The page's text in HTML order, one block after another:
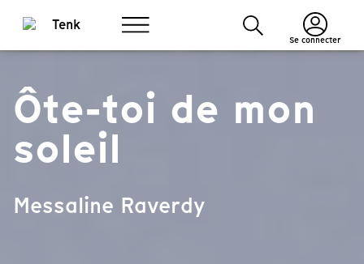
Se connecter
Ôte-toi de mon
soleil
Messaline Raverdy